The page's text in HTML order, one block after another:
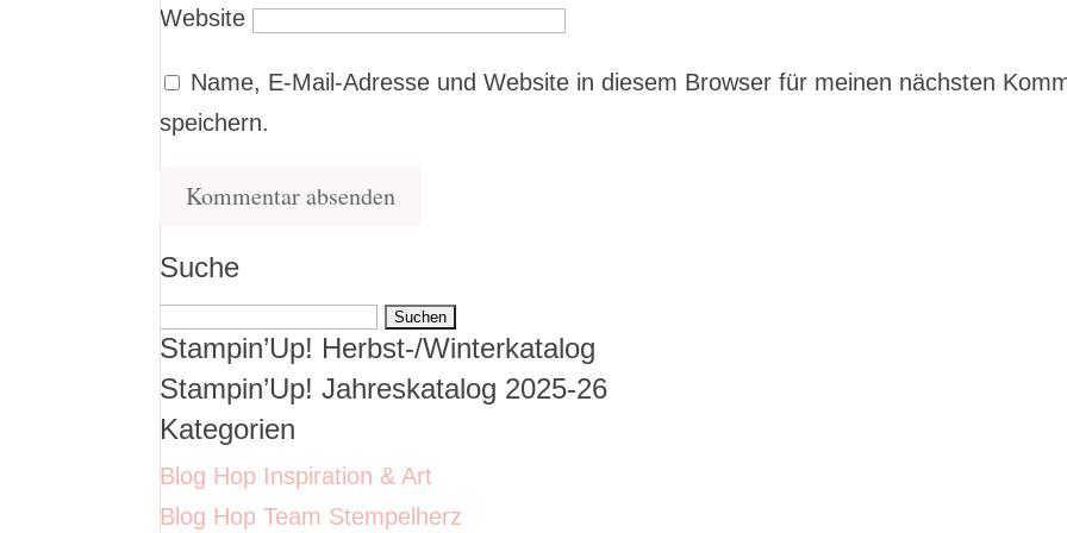
Website
Name, E-Mail-Adresse und Website in diesem Browser für meinen nächsten
speichern.
Suche
Suchen
nach:
Stampin’Up! Herbst-/Winterkatalog
Stampin’Up! Jahreskatalog 2025-26
Kategorien
Blog Hop Inspiration & Art
Blog Hop Team Stempelherz